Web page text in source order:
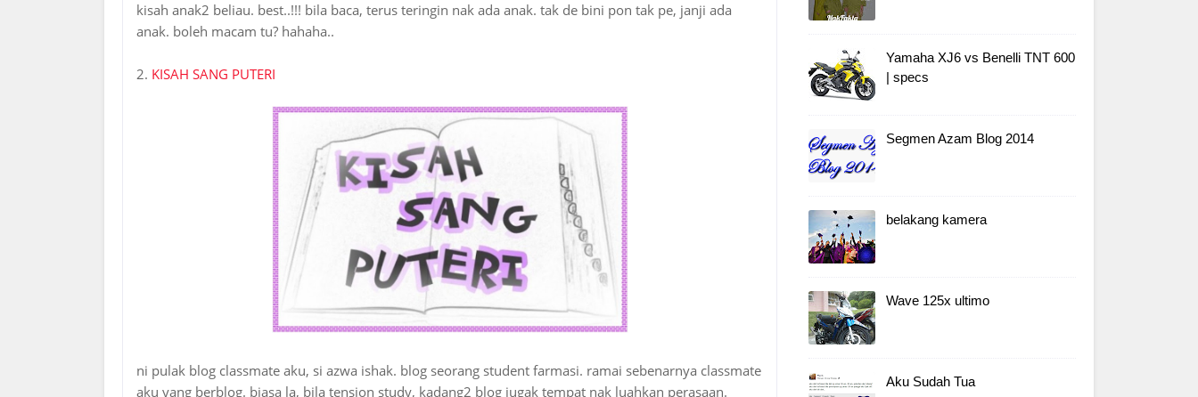
kisah anak2 beliau. best..!!! bila baca, terus teringin nak ada anak. tak de bini pon tak pe, janji ada
anak. boleh macam tu? hahaha..
2. KISAH SANG PUTERI
ni pulak blog classmate aku, si azwa ishak. blog seorang student farmasi. ramai sebenarnya classmate
aku yang berblog. biasa la, bila tension study, kadang2 blog jugak tempat nak luahkan perasaan.
Yamaha XJ6 vs Benelli TNT 600
| specs
Segmen Azam Blog 2014
belakang kamera
Wave 125x ultimo
Aku Sudah Tua